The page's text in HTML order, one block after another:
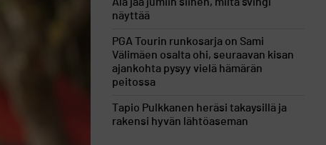
näyttää
PGA Tourin runkosarja on Sami
Välimäen osalta ohi, seuraavan kisan
ajankohta pysyy vielä hämärän
peitossa
Tapio Pulkkanen heräsi takaysillä ja
rakensi hyvän lähtöaseman